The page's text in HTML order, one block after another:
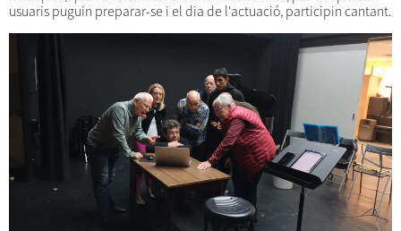
usuaris puguin preparar-se i el dia de l'actuació, participin cantant.